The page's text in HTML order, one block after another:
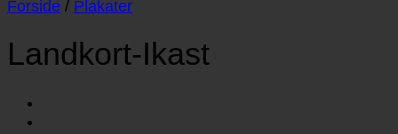
Forside / Plakater
Landkort-Ikast